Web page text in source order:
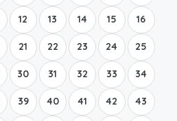
12 13 14 15 16
21 22 23 24 25
30 31 32 33 34
39 40 41 42 43